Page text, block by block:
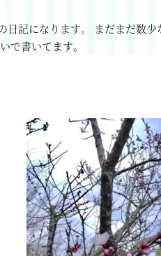
日記になります。 まだまだ数少
で書いてます。